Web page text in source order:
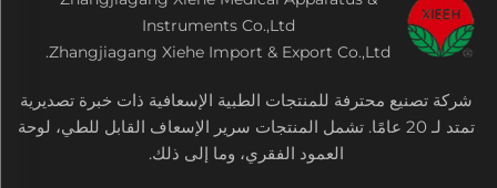
Instruments Co.,Ltd
Zhangjiagang Xiehe Import & Export Co.,Ltd.
شركة تصنيع محترفة للمنتجات الطبية الإسعافية ذات خبرة تصديرية
تمتد لـ 20 عامًا. تشمل المنتجات سرير الإسعاف القابل للطي، لوحة
العمود الفقري، وما إلى ذلك.